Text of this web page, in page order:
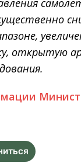
открытую